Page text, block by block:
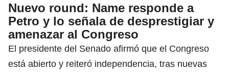
Nuevo round: Name responde a
Petro y lo señala de desprestigiar y
amenazar al Congreso
El presidente del Senado afirmó que el Congreso
está abierto y reiteró independencia, tras nuevas